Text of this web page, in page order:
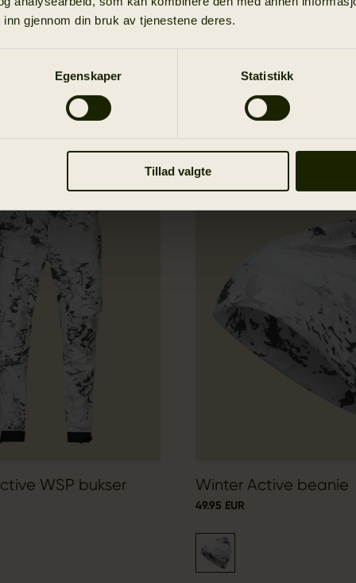
gjennom din bruk av tjenestene deres.
Egenskaper Statistikk
Tillad valgte
har spesialisert seg påseljakt.
WSP bukser Winter Active beanie
49.95 EUR